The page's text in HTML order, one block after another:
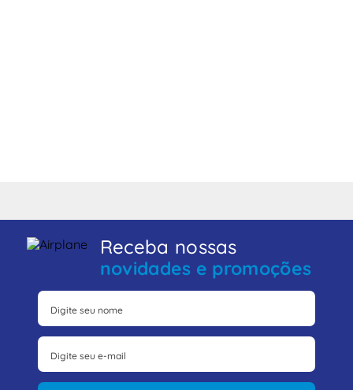
Receba nossas
novidades e promoções